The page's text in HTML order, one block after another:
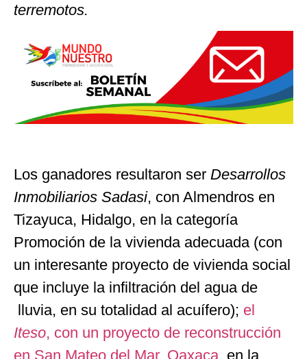
terremotos.
Los ganadores resultaron ser Desarrollos
Inmobiliarios Sadasi, con Almendros en
Tizayuca, Hidalgo, en la categoría
Promoción de la vivienda adecuada (con
un interesante proyecto de vivienda social
que incluye la infiltración del agua de
lluvia, en su totalidad al acuífero); el
Iteso, con un proyecto de reconstrucción
en San Mateo del Mar, Oaxaca, en la